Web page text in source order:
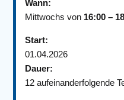
Wann:
Mittwochs von 16:00 –
Start:
01.04.2026
Dauer:
12 aufeinanderfolgende